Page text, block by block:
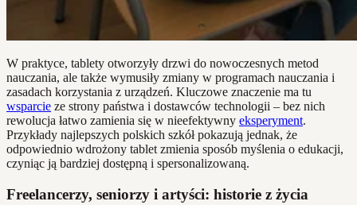
W praktyce, tablety otworzyły drzwi do nowoczesnych metod
nauczania, ale także wymusiły zmiany w programach nauczania i
zasadach korzystania z urządzeń. Kluczowe znaczenie ma tu
wsparcie ze strony państwa i dostawców technologii – bez nich
rewolucja łatwo zamienia się w nieefektywny eksperyment.
Przykłady najlepszych polskich szkół pokazują jednak, że
odpowiednio wdrożony tablet zmienia sposób myślenia o edukacji,
czyniąc ją bardziej dostępną i spersonalizowaną.
Freelancerzy, seniorzy i artyści: historie z życia